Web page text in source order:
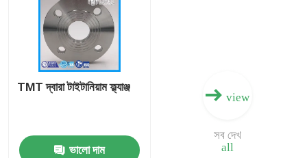
TMT দ্বারা টাইটানিয়াম ফ্ল্যাঞ্জ
ভালো দাম
view
all
সব দেখ